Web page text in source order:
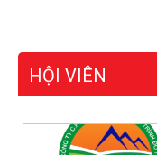
HỘI VIÊN